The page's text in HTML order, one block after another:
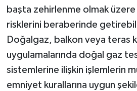
başta zehirlenme olmak
risklerini beraberinde
Doğalgaz, balkon veya teras
uygulamalarında doğal gaz
sistemlerine ilişkin işlemlerin
emniyet kurallarına uygun